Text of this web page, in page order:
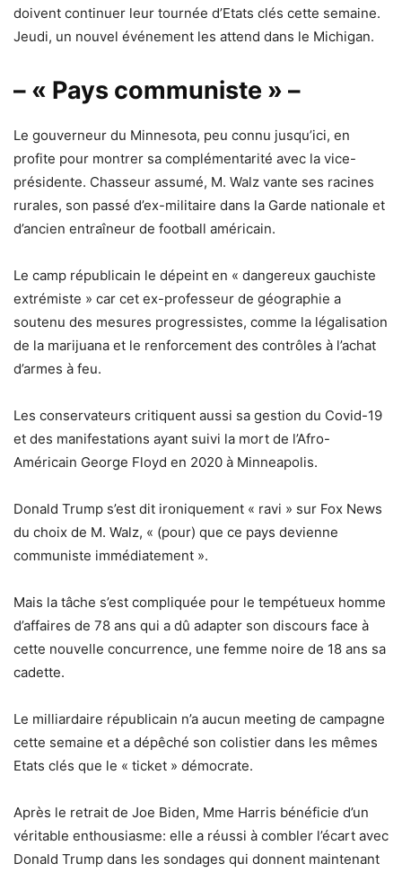
doivent continuer leur tournée d’Etats clés cette semaine.
Jeudi, un nouvel événement les attend dans le Michigan.
– « Pays communiste » –
Le gouverneur du Minnesota, peu connu jusqu’ici, en
profite pour montrer sa complémentarité avec la vice-
présidente. Chasseur assumé, M. Walz vante ses racines
rurales, son passé d’ex-militaire dans la Garde nationale et
d’ancien entraîneur de football américain.
Le camp républicain le dépeint en « dangereux gauchiste
extrémiste » car cet ex-professeur de géographie a
soutenu des mesures progressistes, comme la légalisation
de la marijuana et le renforcement des contrôles à l’achat
d’armes à feu.
Les conservateurs critiquent aussi sa gestion du Covid-19
et des manifestations ayant suivi la mort de l’Afro-
Américain George Floyd en 2020 à Minneapolis.
Donald Trump s’est dit ironiquement « ravi » sur Fox News
du choix de M. Walz, « (pour) que ce pays devienne
communiste immédiatement ».
Mais la tâche s’est compliquée pour le tempétueux homme
d’affaires de 78 ans qui a dû adapter son discours face à
cette nouvelle concurrence, une femme noire de 18 ans sa
cadette.
Le milliardaire républicain n’a aucun meeting de campagne
cette semaine et a dépêché son colistier dans les mêmes
Etats clés que le « ticket » démocrate.
Après le retrait de Joe Biden, Mme Harris bénéficie d’un
véritable enthousiasme: elle a réussi à combler l’écart avec
Donald Trump dans les sondages qui donnent maintenant